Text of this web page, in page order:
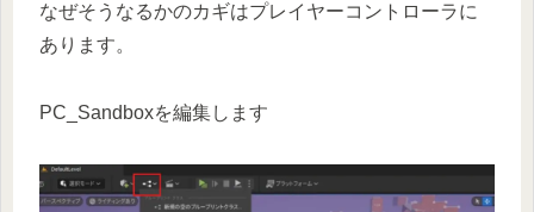
なぜそうなるかのカギはプレイヤーコントローラに
あります。
PC_Sandboxを編集します